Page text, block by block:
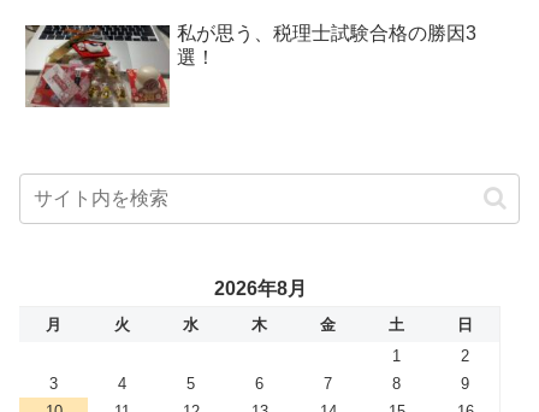
私が思う、税理士試験合格の勝因3
選！
2026年8月
月 火 水 木 金 土
日
1
2
3
4 5 6 7 8
9